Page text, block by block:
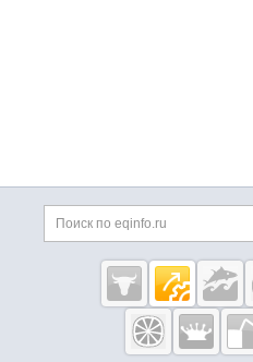
Eqinfo.ru —
пищевое
оборудование